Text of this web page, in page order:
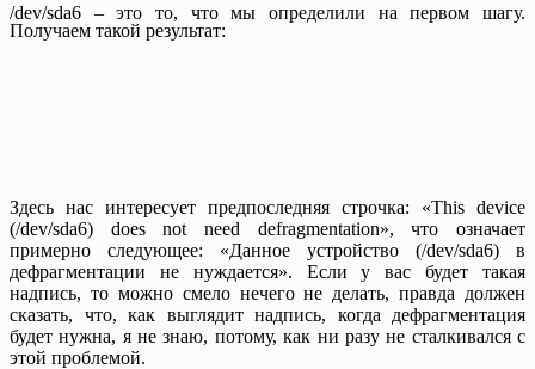
/dev/sda6 – это то, что мы определили на первом шагу.
Получаем такой результат:
Здесь нас интересует предпоследняя строчка: «This device
(/dev/sda6) does not need defragmentation», что означает
примерно следующее: «Данное устройство (/dev/sda6) в
дефрагментации не нуждается». Если у вас будет такая
надпись, то можно смело нечего не делать, правда должен
сказать, что, как выглядит надпись, когда дефрагментация
будет нужна, я не знаю, потому, как ни разу не сталкивался с
этой проблемой.